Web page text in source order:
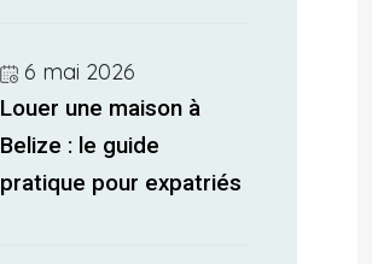
6 mai 2026
Louer une maison à
Belize : le guide
pratique pour expatriés